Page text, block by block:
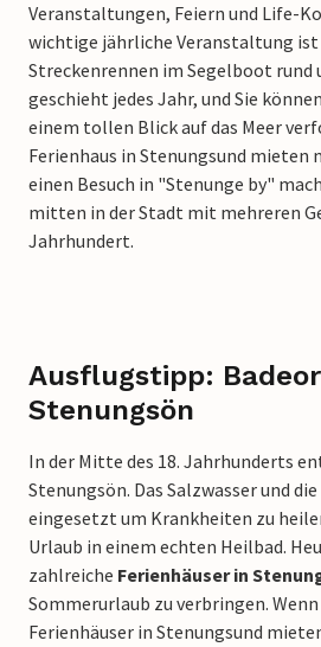
Veranstaltungen, Feiern und Life-
wichtige jährliche Veranstaltung ist
Streckenrennen im Segelboot rund
geschieht jedes Jahr, und Sie
einem tollen Blick auf das Meer
Ferienhaus in Stenungsund mieten
einen Besuch in "Stenunge by"
mitten in der Stadt mit mehreren
Jahrhundert.
Ausflugstipp:
Stenungsön
In der Mitte des 18. Jahrhunderts
Stenungsön. Das Salzwasser und
eingesetzt um Krankheiten zu
Urlaub in einem echten Heilbad.
zahlreiche Ferienhäuser in
Sommerurlaub zu verbringen.
Ferienhäuser in Stenungsund